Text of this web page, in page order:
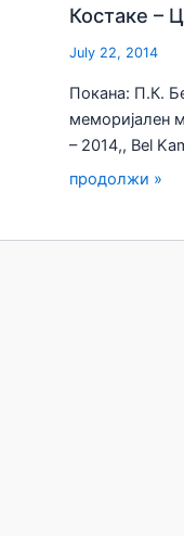
Костаке –
July 22, 2014
Покана: П.К.
меморијален
– 2014,, Bel
продолжи »